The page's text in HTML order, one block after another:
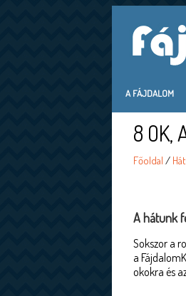
A FÁJDALOM
8 OK,
Főoldal /
A hátunk
Sokszor a
a
okokra és